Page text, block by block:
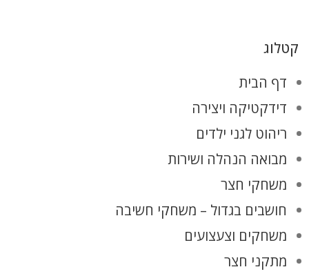
קטלוג
דף הבית
דידקטיקה ויצירה
ריהוט לגני ילדים
מבואה הנהלה ושירות
משחקי חצר
חושבים בגדול – משחקי חשיבה
משחקים וצעצועים
מתקני חצר